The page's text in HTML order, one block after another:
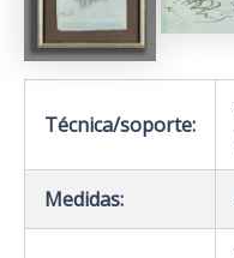
Técnica/soporte:
Medidas: